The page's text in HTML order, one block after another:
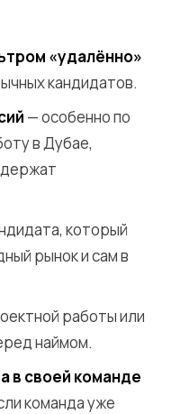
«удалённо»
кандидатов.
— особенно по
в Дубае,
который
рынок и сам в
работы или
наймом.
в своей команде
команда уже